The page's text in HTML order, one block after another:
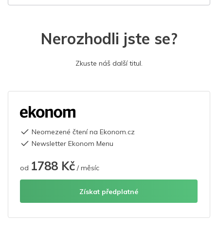
Nerozhodli jste se?
Zkuste náš další titul.
Neomezené čtení na Ekonom.cz
Newsletter Ekonom Menu
od 1788 Kč / měsíc
Získat předplatné